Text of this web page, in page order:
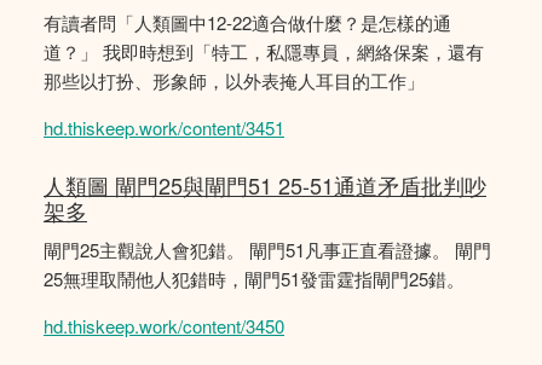
有讀者問「人類圖中12-22適合做什麼？是怎樣的通
道？」 我即時想到「特工，私隱專員，網絡保案，還有
那些以打扮、形象師，以外表掩人耳目的工作」
hd.thiskeep.work/content/3451
人類圖 閘門25與閘門51 25-51通道矛盾批判吵
架多
閘門25主觀說人會犯錯。 閘門51凡事正直看證據。 閘門
25無理取鬧他人犯錯時，閘門51發雷霆指閘門25錯。
hd.thiskeep.work/content/3450